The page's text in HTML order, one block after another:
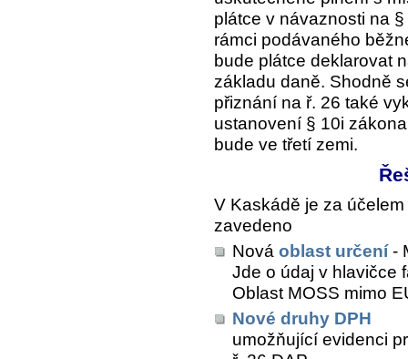
plátce v návaznosti na
rámci podávaného
bude plátce deklarovat
základu daně. Shodně
přiznání na ř. 26 také
ustanovení § 10i
bude ve třetí zemi.
V Kaskádě je za
zavedeno
Nová oblast určení-
Jde o údaj v hlavičce
Oblast MOSS mimo
Nové druhy DPH
umožňující evidenci